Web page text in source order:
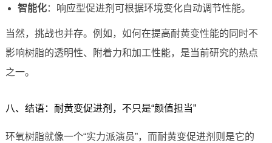
智能化：响应型促进剂可根据环境变化自动调节性能。
当然，挑战也并存。例如，如何在提高耐黄变性能的同时不
影响树脂的透明性、附着力和加工性能，是当前研究的热点
之一。
八、结语：耐黄变促进剂，不只是“颜值担当”
环氧树脂就像一个“实力派演员”，而耐黄变促进剂则是它的